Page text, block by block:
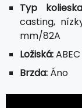
Typ
casting,
mm/82A
Ložiská:
Brzda: Áno